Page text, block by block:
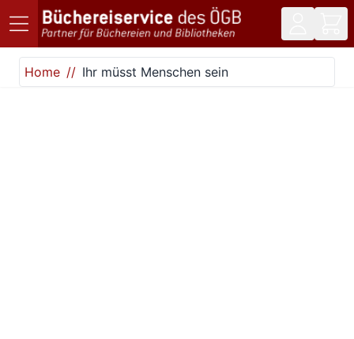
Direkt zum Inhalt
Home
Ihr müsst Menschen sein